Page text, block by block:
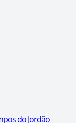
do Jordão